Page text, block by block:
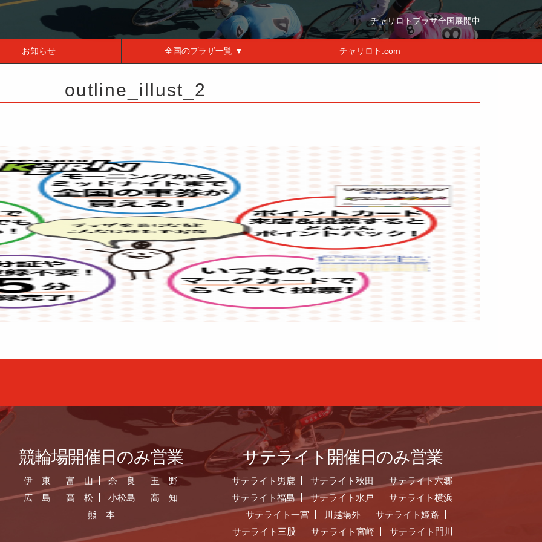
チャリロトプラザ全国展開中
お知らせ 全国のプラザ一覧 ▼ チャリロト.com
outline_illust_2
競輪場開催日のみ営業
伊 東 富 山 奈 良
玉 野
広 島
高 松 小松島
高 知
熊 本
サテライト開催日のみ営業
サテライト男鹿 サテライト秋田
サテライト六郷
サテライト福島
サテライト水戸
サテライト横浜
サテライト一宮
川越場外
サテライト姫路
サテライト三股
サテライト宮崎 サテライト門川